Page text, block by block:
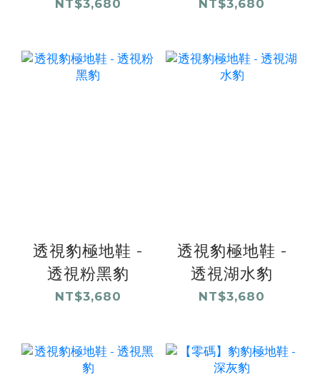
NT$3,680 NT$3,680
透視豹極地鞋 -
透視粉黑豹
NT$3,680
透視豹極地鞋 -
透視湖水豹
NT$3,680